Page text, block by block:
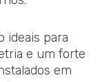
ideais para
e um forte
em